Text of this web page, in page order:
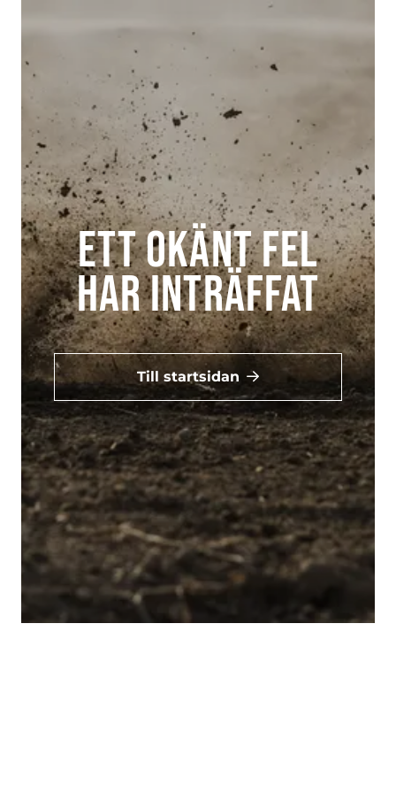
Ett okänt fel
har inträffat
Till startsidan